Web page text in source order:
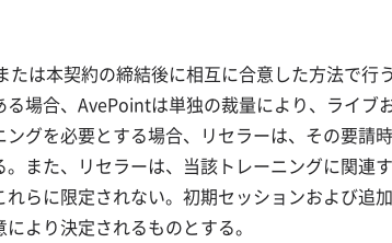
は本契約の締結後に相互に合意した方法で
場合、AvePointは単独の裁量により、ライ
グを必要とする場合、リセラーは、その要
また、リセラーは、当該トレーニングに関
らに限定されない。初期セッションおよび追
より決定されるものとする。